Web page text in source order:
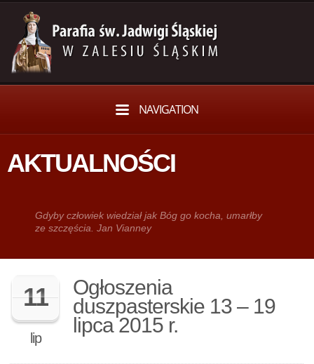
NAVIGATION
AKTUALNOŚCI
Gdy­by człowiek wie­dział jak Bóg go kocha, umarłby
ze szczęścia. Jan Vianney
11
lip
Ogłoszenia
duszpasterskie 13 – 19
lipca 2015 r.